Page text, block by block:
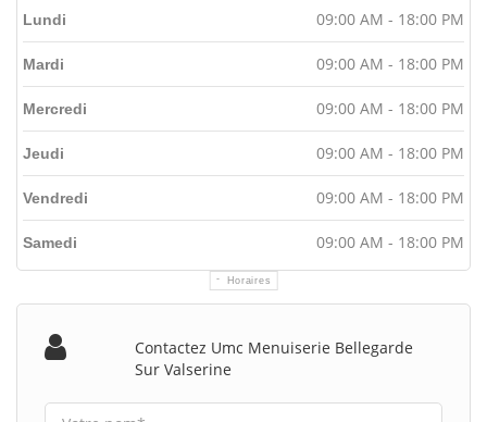
Horaires
Lundi 09:00 AM - 18:00 PM
Mardi 09:00 AM - 18:00 PM
Mercredi 09:00 AM - 18:00 PM
Jeudi 09:00 AM - 18:00 PM
Vendredi 09:00 AM - 18:00 PM
Samedi 09:00 AM - 18:00 PM
Contactez Umc Menuiserie Bellegarde
Sur Valserine